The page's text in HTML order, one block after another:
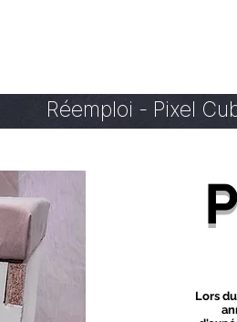
Réemploi - Pixel
Lors